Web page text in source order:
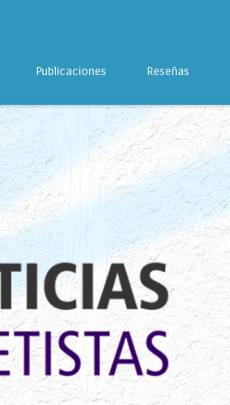
Publicaciones Reseñas